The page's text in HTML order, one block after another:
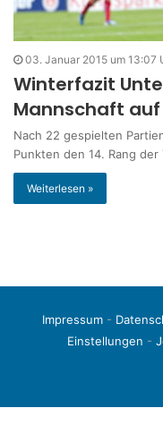
03. Januar 2015 um 13:07
Winterfazit
Mannschaft
Nach 22 gespielten
Punkten den 14. Rang
Weiterlesen »
Impressum-
Einstellungen -